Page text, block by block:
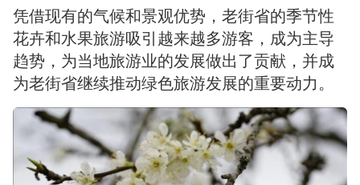
凭借现有的气候和景观优势，老街省的季节性
花卉和水果旅游吸引越来越多游客，成为主导
趋势，为当地旅游业的发展做出了贡献，并成
为老街省继续推动绿色旅游发展的重要动力。